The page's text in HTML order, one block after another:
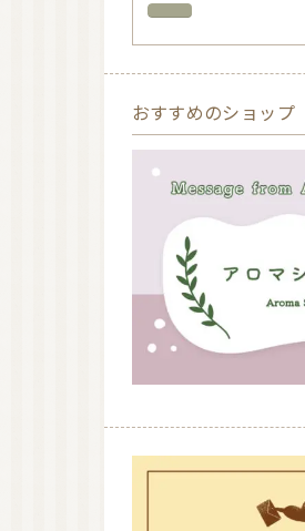
おすすめのショップ